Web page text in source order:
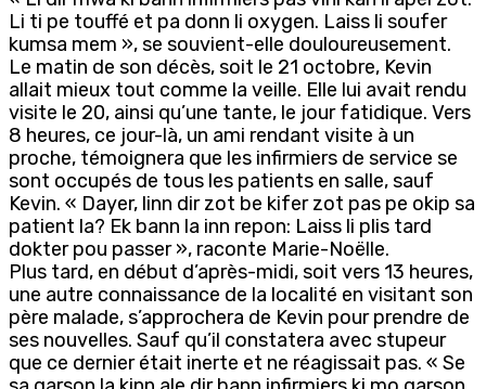
Li ti pe touffé et pa donn li oxygen. Laiss li soufer
kumsa mem », se souvient-elle douloureusement.
Le matin de son décès, soit le 21 octobre, Kevin
allait mieux tout comme la veille. Elle lui avait rendu
visite le 20, ainsi qu’une tante, le jour fatidique. Vers
8 heures, ce jour-là, un ami rendant visite à un
proche, témoignera que les infirmiers de service se
sont occupés de tous les patients en salle, sauf
Kevin. « Dayer, linn dir zot be kifer zot pas pe okip sa
patient la? Ek bann la inn repon: Laiss li plis tard
dokter pou passer », raconte Marie-Noëlle.
Plus tard, en début d’après-midi, soit vers 13 heures,
une autre connaissance de la localité en visitant son
père malade, s’approchera de Kevin pour prendre de
ses nouvelles. Sauf qu’il constatera avec stupeur
que ce dernier était inerte et ne réagissait pas. « Se